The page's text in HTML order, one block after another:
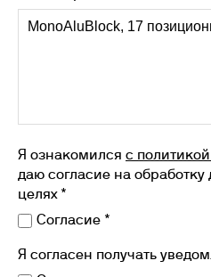
Я ознакомился с
даю согласие на
целях *
Согласие *
Я согласен получать